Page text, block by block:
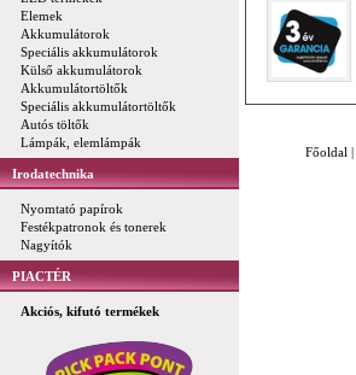
Elemek
Akkumulátorok
Speciális akkumulátorok
Külső akkumulátorok
Akkumulátortöltők
Speciális akkumulátortöltők
Autós töltők
Lámpák, elemlámpák
Irodatechnika
Nyomtató papírok
Festékpatronok és tonerek
Nagyítók
PIACTÉR
Akciós, kifutó termékek
Főoldal |